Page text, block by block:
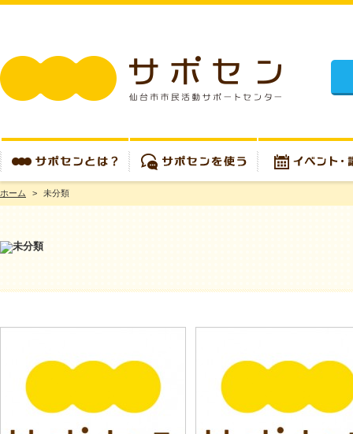
サポセンとは？ サポセンを使う イベント・講座
ホーム > 未分類